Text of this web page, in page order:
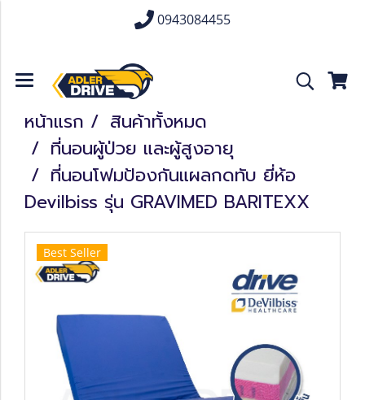
0943084455
หน้าแรก
สินค้าทั้งหมด
ที่นอนผู้ป่วย และผู้สูงอายุ
ที่นอนโฟมป้องกันแผลกดทับ ยี่ห้อ
Devilbiss รุ่น GRAVIMED BARITEXX
Best Seller